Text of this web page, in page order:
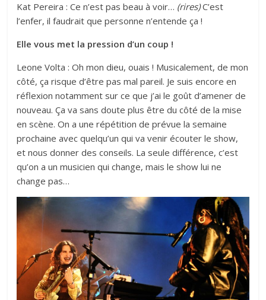
Kat Pereira : Ce n’est pas beau à voir… (rires)C’est
l’enfer, il faudrait que personne n’entende ça !
Elle vous met la pression d’un coup !
Leone Volta : Oh mon dieu, ouais ! Musicalement, de mon
côté, ça risque d’être pas mal pareil. Je suis encore en
réflexion notamment sur ce que j’ai le goût d’amener de
nouveau. Ça va sans doute plus être du côté de la mise
en scène. On a une répétition de prévue la semaine
prochaine avec quelqu’un qui va venir écouter le show,
et nous donner des conseils. La seule différence, c’est
qu’on a un musicien qui change, mais le show lui ne
change pas…